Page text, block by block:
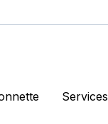
Services